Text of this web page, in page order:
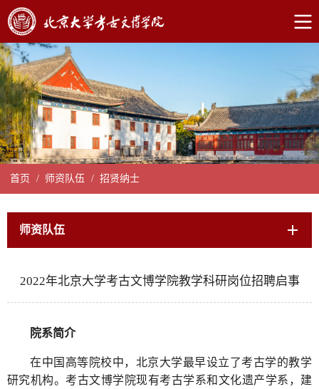
首页 / 师资队伍 / 招贤纳士
师资队伍
2022年北京大学考古文博学院教学科研岗位招聘启事
院系简介
在中国高等院校中，北京大学最早设立了考古学的教学
研究机构。考古文博学院现有考古学系和文化遗产学系，建